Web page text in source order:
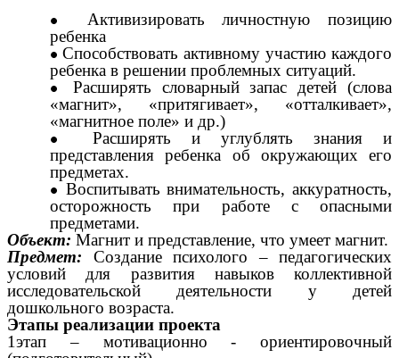
Активизировать личностную позицию
ребенка
Способствовать активному участию каждого
ребенка в решении проблемных ситуаций.
Расширять словарный запас детей (слова
«магнит», «притягивает», «отталкивает»,
«магнитное поле» и др.)
Расширять и углублять знания и
представления ребенка об окружающих его
предметах.
Воспитывать внимательность, аккуратность,
осторожность при работе с опасными
предметами.
Объект: Магнит и представление, что умеет магнит.
Предмет: Создание психолого – педагогических
условий для развития навыков коллективной
исследовательской деятельности у детей
дошкольного возраста.
Этапы реализации проекта
1этап – мотивационно - ориентировочный